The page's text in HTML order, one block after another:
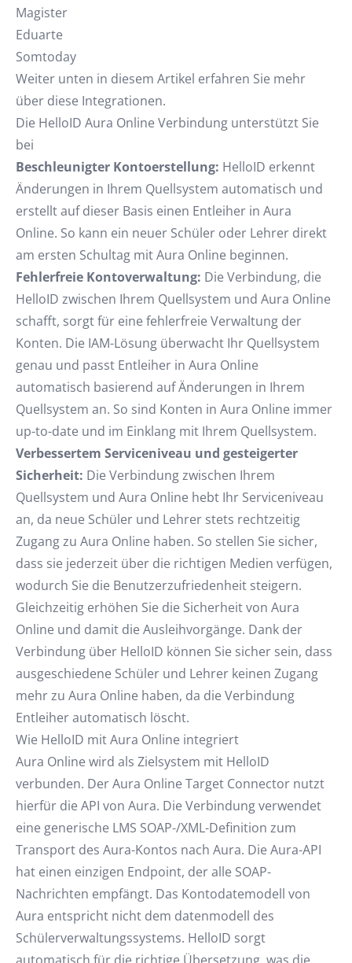
Magister
Eduarte
Somtoday
Weiter unten in diesem Artikel erfahren Sie mehr
über diese Integrationen.
Die HelloID Aura Online Verbindung unterstützt Sie
bei
Beschleunigter Kontoerstellung: HelloID erkennt
Änderungen in Ihrem Quellsystem automatisch und
erstellt auf dieser Basis einen Entleiher in Aura
Online. So kann ein neuer Schüler oder Lehrer direkt
am ersten Schultag mit Aura Online beginnen.
Fehlerfreie Kontoverwaltung: Die Verbindung, die
HelloID zwischen Ihrem Quellsystem und Aura Online
schafft, sorgt für eine fehlerfreie Verwaltung der
Konten. Die IAM-Lösung überwacht Ihr Quellsystem
genau und passt Entleiher in Aura Online
automatisch basierend auf Änderungen in Ihrem
Quellsystem an. So sind Konten in Aura Online immer
up-to-date und im Einklang mit Ihrem Quellsystem.
Verbessertem Serviceniveau und gesteigerter
Sicherheit: Die Verbindung zwischen Ihrem
Quellsystem und Aura Online hebt Ihr Serviceniveau
an, da neue Schüler und Lehrer stets rechtzeitig
Zugang zu Aura Online haben. So stellen Sie sicher,
dass sie jederzeit über die richtigen Medien verfügen,
wodurch Sie die Benutzerzufriedenheit steigern.
Gleichzeitig erhöhen Sie die Sicherheit von Aura
Online und damit die Ausleihvorgänge. Dank der
Verbindung über HelloID können Sie sicher sein, dass
ausgeschiedene Schüler und Lehrer keinen Zugang
mehr zu Aura Online haben, da die Verbindung
Entleiher automatisch löscht.
Wie HelloID mit Aura Online integriert
Aura Online wird als Zielsystem mit HelloID
verbunden. Der Aura Online Target Connector nutzt
hierfür die API von Aura. Die Verbindung verwendet
eine generische LMS SOAP-/XML-Definition zum
Transport des Aura-Kontos nach Aura. Die Aura-API
hat einen einzigen Endpoint, der alle SOAP-
Nachrichten empfängt. Das Kontodatemodell von
Aura entspricht nicht dem datenmodell des
Schülerverwaltungssystems. HelloID sorgt